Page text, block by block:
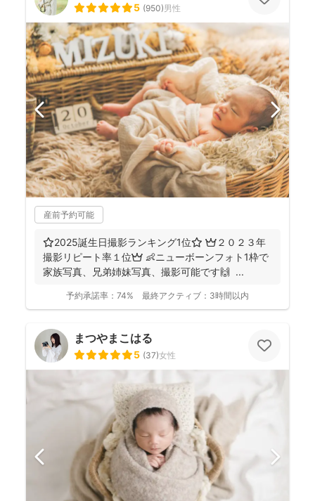
5 (950)男性
産前予約可能
⭐️2025誕生日撮影ランキング1位⭐️ 👑２０２３年
撮影リピート率１位👑 👶ニューボーンフォト1枠で
家族写真、兄弟姉妹写真、撮影可能です🙌 ...
予約承諾率： 74% 最終アクティブ： 3時間以内
まつやまこはる
5 (37)女性